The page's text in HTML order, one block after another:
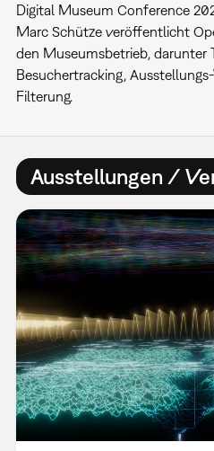
Digital Museum Conference
Marc Schütze veröffentlicht
den Museumsbetrieb, darunter
Besuchertracking,
Filterung.
Ausstellungen /